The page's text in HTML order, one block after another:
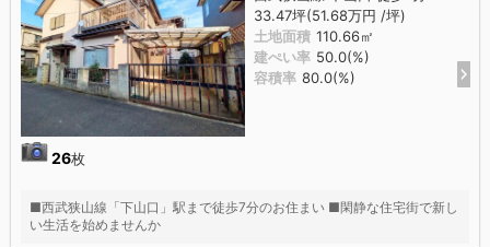
26枚
33.47坪(51.68万円 /坪)
土地面積 110.66㎡
建ぺい率 50.0(%)
容積率 80.0(%)
■西武狭山線「下山口」駅まで徒歩7分のお住まい ■閑静な住宅街で新し
い生活を始めませんか